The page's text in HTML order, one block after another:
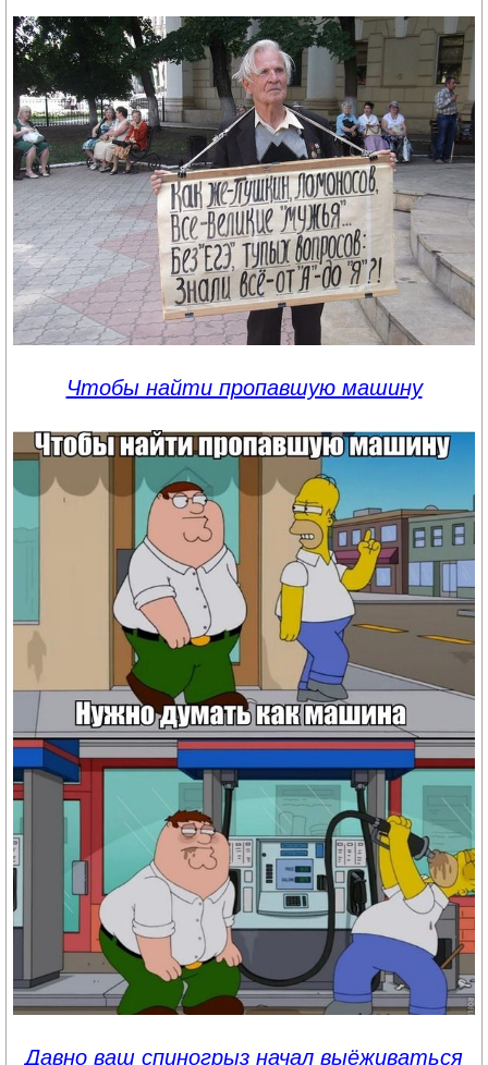
Чтобы найти пропавшую машину
Давно ваш спиногрыз начал выёживаться